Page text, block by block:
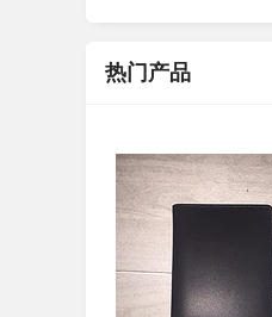
热门产品